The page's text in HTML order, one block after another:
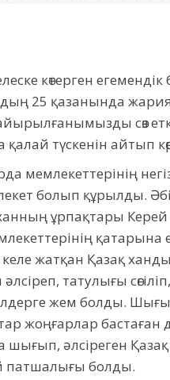
көтерген егемендік
25 қазанында
сөз
түскенін айтып
мемлекеттерінің
болып құрылды.
ұрпақтары
қатарына
жатқан Қазақ
татулығы
елдерге жем болды.
жоңғарлар бастаған
әлсіреген
патшалығы болды.